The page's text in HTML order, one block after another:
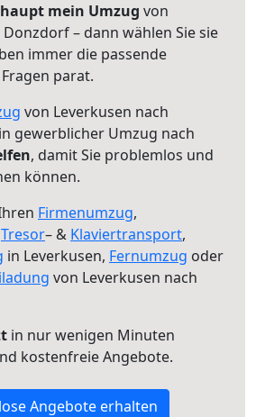
mein Umzug von
– dann wählen Sie sie
immer die passende
parat.
von Leverkusen nach
gewerblicher Umzug nach
, damit Sie problemlos und
können.
Firmenumzug,
Tresor– & Klaviertransport,
in Leverkusen, Fernumzug oder
von Leverkusen nach
in nur wenigen Minuten
kostenfreie Angebote.
Angebote erhalten